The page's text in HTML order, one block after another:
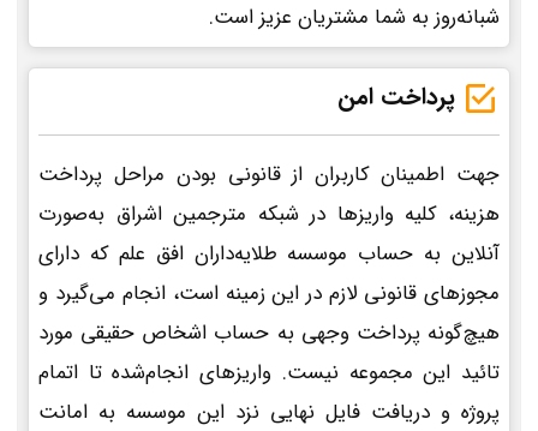
شبانه‌روز به شما مشتریان عزیز است.
پرداخت امن
جهت اطمینان کاربران از قانونی بودن مراحل پرداخت
هزینه، کلیه واریزها در شبکه مترجمین اشراق به‌صورت
آنلاین به حساب موسسه طلایه‌داران افق علم که دارای
مجوزهای قانونی لازم در این زمینه است، انجام می‌گیرد و
هیچ‌گونه پرداخت وجهی به حساب اشخاص حقیقی مورد
تائید این مجموعه نیست. واریزهای انجام‌شده تا اتمام
پروژه و دریافت فایل نهایی نزد این موسسه به امانت